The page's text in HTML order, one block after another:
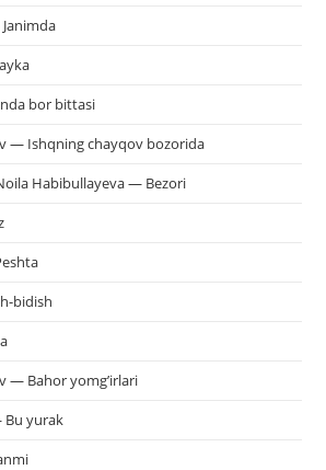
bor bittasi
— Ishqning chayqov bozorida
Habibullayeva — Bezori
bidish
— Bahor yomg’irlari
Bu yurak